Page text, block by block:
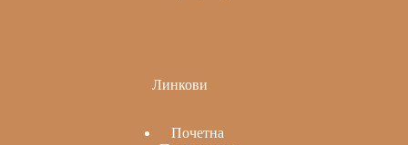
Линкови
Почетна